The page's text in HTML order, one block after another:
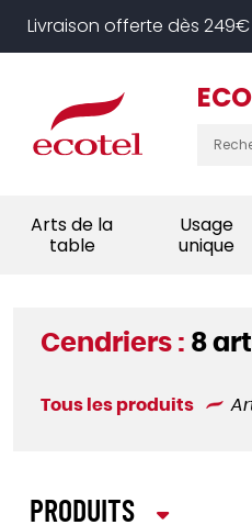
Livraison offerte dès
Arts de la
table
Usage
unique
Cendriers : 8
Tous les produits
PRODUITS
Panneau de gestion des